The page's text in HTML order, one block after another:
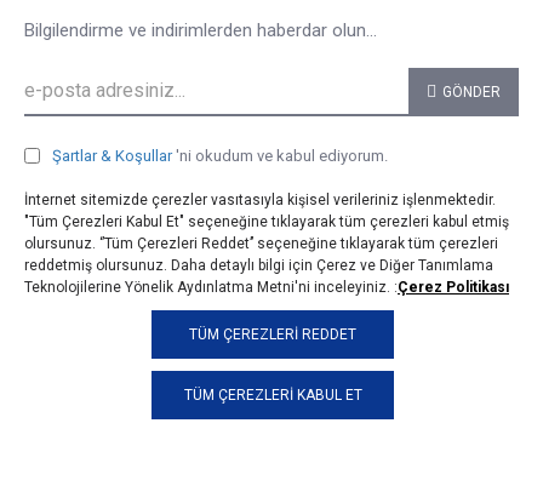
Bilgilendirme ve indirimlerden haberdar olun...
GÖNDER
Şartlar & Koşullar 'ni okudum ve kabul ediyorum.
© 2025, taji.com.tr, Tüm Hakları Saklıdır.
TÜM ÇEREZLERI KABUL ET
İnternet sitemizde çerezler vasıtasıyla kişisel verileriniz işlenmektedir.
"Tüm Çerezleri Kabul Et" seçeneğine tıklayarak tüm çerezleri kabul etmiş
olursunuz. ‘’Tüm Çerezleri Reddet’’ seçeneğine tıklayarak tüm çerezleri
reddetmiş olursunuz. Daha detaylı bilgi için Çerez ve Diğer Tanımlama
Teknolojilerine Yönelik Aydınlatma Metni'ni inceleyiniz. :Çerez Politikası
TÜM ÇEREZLERI REDDET